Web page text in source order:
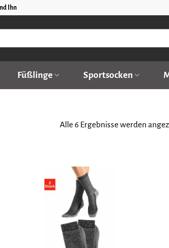
Ihn
Füßlinge Sportsocken
Alle 6 Ergebnisse werden